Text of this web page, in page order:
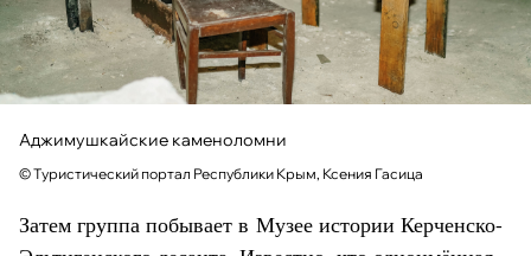
Аджимушкайские каменоломни
© Туристический портал Республики Крым, Ксения Гасица
Затем группа побывает в Музее истории Керченско-